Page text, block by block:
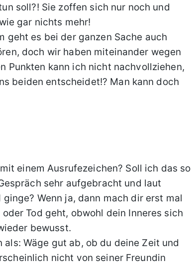
soll?! Sie zoffen sich nur noch und
gar nichts mehr!
geht es bei der ganzen Sache auch
doch wir haben miteinander wegen
Punkten kann ich nicht nachvollziehen,
beiden entscheidet!? Man kann doch
einem Ausrufezeichen? Soll ich das so
sehr aufgebracht und laut
Wenn ja, dann mach dir erst mal
Tod geht, obwohl dein Inneres sich
bewusst.
Wäge gut ab, ob du deine Zeit und
nicht von seiner Freundin